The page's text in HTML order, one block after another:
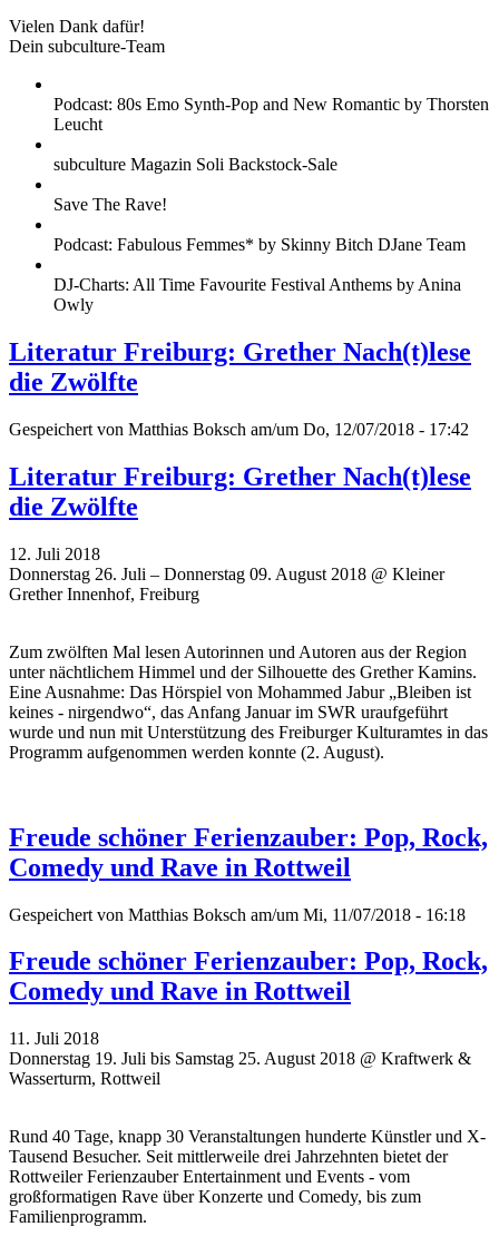
Vielen Dank dafür!
Dein subculture-Team
Podcast: 80s Emo Synth-Pop and New Romantic by Thorsten
Leucht
subculture Magazin Soli Backstock-Sale
Save The Rave!
Podcast: Fabulous Femmes* by Skinny Bitch DJane Team
DJ-Charts: All Time Favourite Festival Anthems by Anina
Owly
Literatur Freiburg: Grether Nach(t)lese
die Zwölfte
Gespeichert von Matthias Boksch am/um Do, 12/07/2018 - 17:42
Literatur Freiburg: Grether Nach(t)lese
die Zwölfte
12. Juli 2018
Donnerstag 26. Juli – Donnerstag 09. August 2018 @ Kleiner
Grether Innenhof, Freiburg
Zum zwölften Mal lesen Autorinnen und Autoren aus der Region
unter nächtlichem Himmel und der Silhouette des Grether Kamins.
Eine Ausnahme: Das Hörspiel von Mohammed Jabur „Bleiben ist
keines - nirgendwo“, das Anfang Januar im SWR uraufgeführt
wurde und nun mit Unterstützung des Freiburger Kulturamtes in das
Programm aufgenommen werden konnte (2. August).
Freude schöner Ferienzauber: Pop, Rock,
Comedy und Rave in Rottweil
Gespeichert von Matthias Boksch am/um Mi, 11/07/2018 - 16:18
Freude schöner Ferienzauber: Pop, Rock,
Comedy und Rave in Rottweil
11. Juli 2018
Donnerstag 19. Juli bis Samstag 25. August 2018 @ Kraftwerk &
Wasserturm, Rottweil
Rund 40 Tage, knapp 30 Veranstaltungen hunderte Künstler und X-
Tausend Besucher. Seit mittlerweile drei Jahrzehnten bietet der
Rottweiler Ferienzauber Entertainment und Events - vom
großformatigen Rave über Konzerte und Comedy, bis zum
Familienprogramm.